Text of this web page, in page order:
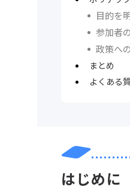
目的を
参加者
政策へ
まとめ
よくある
はじめに